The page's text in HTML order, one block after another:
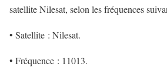
satellite Nilesat, selon les fréquences
• Satellite : Nilesat.
• Fréquence : 11013.